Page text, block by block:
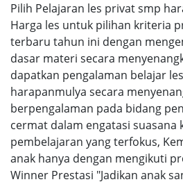
Pilih Pelajaran les privat smp
Harga les untuk pilihan kriteria
terbaru tahun ini dengan
dasar materi secara
dapatkan pengalaman belajar
harapanmulya secara
berpengalaman pada bidang
cermat dalam engatasi suasana
pembelajaran yang terfokus,
anak hanya dengan mengikuti
Winner Prestasi "Jadikan anak